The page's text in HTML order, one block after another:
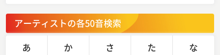
アーティストの各50音検索
あ
か さ た
な